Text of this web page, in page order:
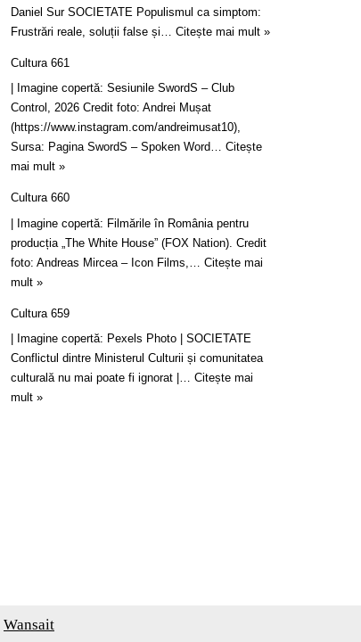
Daniel Sur SOCIETATE Populismul ca simptom:
Frustrări reale, soluții false și… Citește mai mult »
Cultura 661
| Imagine copertă: Sesiunile SwordS – Club
Control, 2026 Credit foto: Andrei Mușat
(https://www.instagram.com/andreimusat10),
Sursa: Pagina SwordS – Spoken Word… Citește
mai mult »
Cultura 660
| Imagine copertă: Filmările în România pentru
producția „The White House” (FOX Nation). Credit
foto: Andreas Mircea – Icon Films,… Citește mai
mult »
Cultura 659
| Imagine copertă: Pexels Photo | SOCIETATE
Conflictul dintre Ministerul Culturii și comunitatea
culturală nu mai poate fi ignorat |… Citește mai
mult »
Wansait